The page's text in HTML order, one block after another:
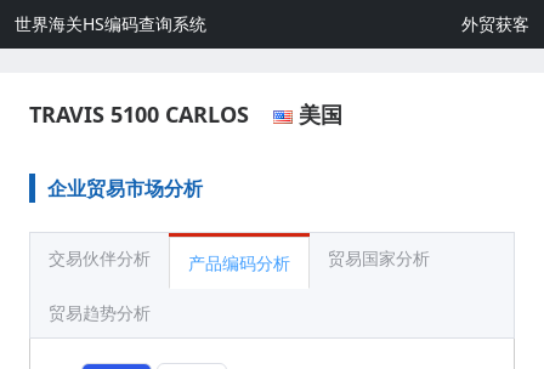
世界海关HS编码查询系统 外贸获客
TRAVIS 5100 CARLOS 美国
企业贸易市场分析
交易伙伴分析 产品编码分析 贸易国家分析
贸易趋势分析